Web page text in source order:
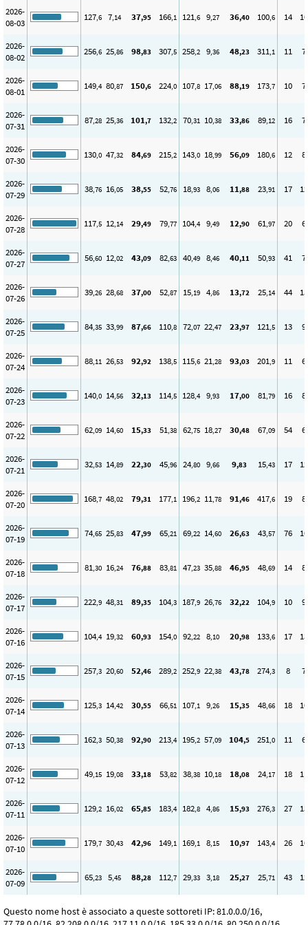
2026-
08-03
127,6 7,14 37,95 166,1 121,6 9,27 36,40 100,6 14 10
2026-
08-02
256,6 25,86 98,83 307,5 258,2 9,36 48,23 311,1 11 7
2026-
08-01
149,4 80,87 150,6 224,0 107,8 17,06 88,19 173,7 10 7
2026-
07-31
87,28 25,36 101,7 132,2 70,31 10,38 33,86 89,12 16 7
2026-
07-30
130,0 47,32 84,69 215,2 143,0 18,99 56,09 180,6 12 8
2026-
07-29
38,76 16,05 38,55 52,76 18,93 8,06 11,88 23,91 17 12
2026-
07-28
117,5 12,14 29,49 79,77 104,4 9,49 12,90 61,97 20 6
2026-
07-27
56,60 12,02 43,09 82,63 40,49 8,46 40,11 50,93 41 7
2026-
07-26
39,26 28,68 37,00 52,87 15,19 4,86 13,72 25,14 44 15
2026-
07-25
84,35 33,99 87,66 110,8 72,07 22,47 23,97 121,5 13 9
2026-
07-24
88,11 26,53 92,92 138,5 115,6 21,28 93,03 201,9 11 6
2026-
07-23
140,0 14,56 32,13 114,5 128,4 9,93 17,00 81,79 16 8
2026-
07-22
62,09 14,60 15,33 51,38 62,75 18,27 30,48 67,09 54 6
2026-
07-21
32,53 14,89 22,30 45,96 24,80 9,66 9,83 15,43 17 12
2026-
07-20
168,7 48,02 79,31 177,1 196,2 11,78 91,46 417,6 19 8
2026-
07-19
74,65 25,83 47,99 65,21 69,22 14,60 26,63 43,57 76 10
2026-
07-18
81,30 16,24 76,88 83,81 47,23 35,88 46,95 48,69 14 8
2026-
07-17
222,9 48,31 89,35 104,3 187,9 26,76 32,22 104,9 10 9
2026-
07-16
104,4 19,32 60,93 154,0 92,22 8,10 20,98 133,6 17 13
2026-
07-15
257,3 20,60 52,46 289,2 252,9 22,38 43,78 274,3 8 7
2026-
07-14
125,3 14,42 30,55 66,51 107,1 9,26 15,35 48,66 18 10
2026-
07-13
162,3 50,38 92,90 213,4 195,2 57,09 104,5 251,0 11 6
2026-
07-12
49,15 19,08 33,18 53,82 38,38 10,18 18,08 24,17 18 11
2026-
07-11
129,2 16,02 65,85 183,4 182,8 4,86 15,93 276,3 27 13
2026-
07-10
179,7 30,43 42,96 149,1 169,1 8,15 10,97 143,4 26 10
2026-
07-09
65,23 5,45 88,28 112,7 29,33 3,18 25,27 25,71 43 12
Questo nome host è associato a queste sottoreti IP: 81.0.0.0/16,